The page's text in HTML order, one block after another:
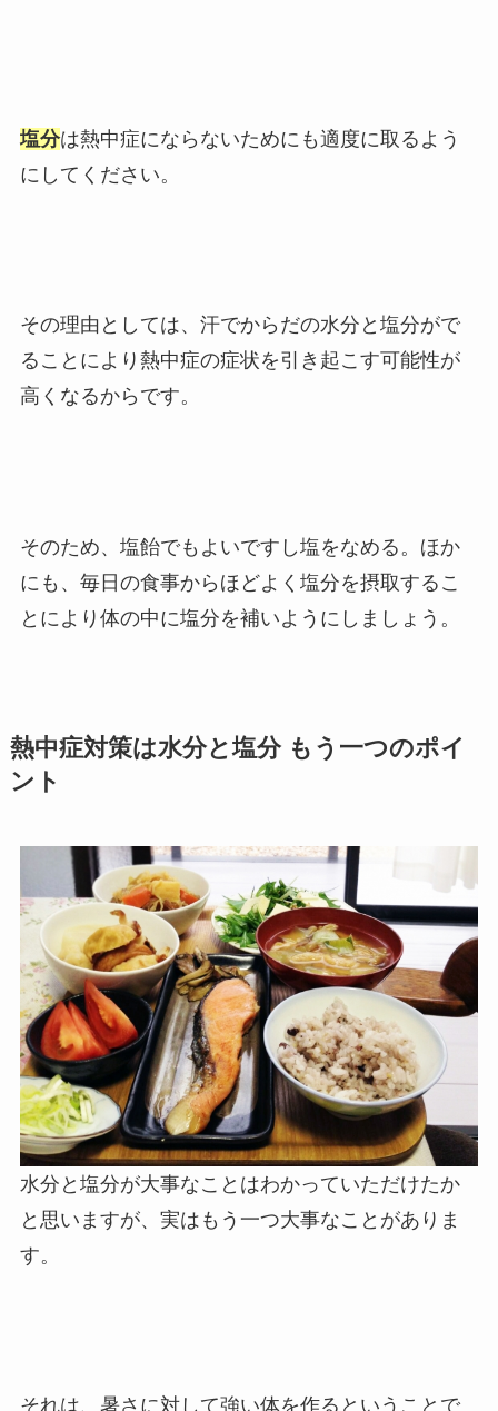
塩分は熱中症にならないためにも適度に取るよう
にしてください。
その理由としては、汗でからだの水分と塩分がで
ることにより熱中症の症状を引き起こす可能性が
高くなるからです。
そのため、塩飴でもよいですし塩をなめる。ほか
にも、毎日の食事からほどよく塩分を摂取するこ
とにより体の中に塩分を補いようにしましょう。
熱中症対策は水分と塩分 もう一つのポイ
ント
水分と塩分が大事なことはわかっていただけたか
と思いますが、実はもう一つ大事なことがありま
す。
それは、暑さに対して強い体を作るということで